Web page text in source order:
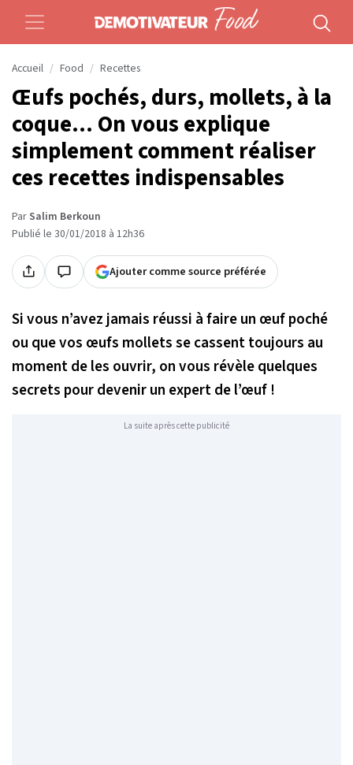
Accueil Food Recettes
Œufs pochés, durs, mollets, à la
coque... On vous explique
simplement comment réaliser
ces recettes indispensables
ParSalim Berkoun
Publié le 30/01/2018 à 12h36
Ajouter comme source préférée
Si vous n’avez jamais réussi à faire un œuf poché
ou que vos œufs mollets se cassent toujours au
moment de les ouvrir, on vous révèle quelques
secrets pour devenir un expert de l’œuf !
La suite après cette publicité